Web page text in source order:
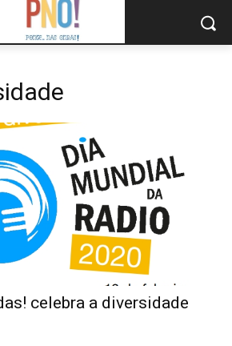
celebra a diversidade